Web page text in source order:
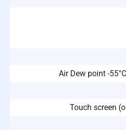
Air Dew point -
Touch screen